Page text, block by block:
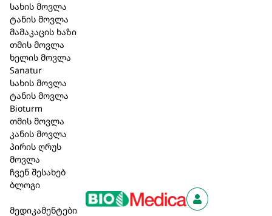
სახის მოვლა
ტანის მოვლა
მამაკაცის ხაზი
თმის მოვლა
ხელის მოვლა
Sanatur
სახის მოვლა
ტანის მოვლა
Bioturm
თმის მოვლა
კანის მოვლა
პირის ღრუს
მოვლა
ჩვენ შესახებ
ბლოგი
მედიკამენტები
წყალმცენარეების ექსტრაქტი აბალანსებს
წყლის შემცველობას. ორგანული ალოე ვერას
გელი ატენიანებს, პროდუქტის გამოყენება კანზე
ხელს უწყობს კოლაგენის და ელასტინის
გამომუშავებას.
ალოე ვერას გელს გააჩნია დამატენიანებელი
მკვებავი მოქმედება.
ორგანული შის კარაქი კვებავს კანს, კარაქს
გააჩნია ანთების და შეშუპების საწინააღმდეგო
მოქმედება.
ანტიმიკრობული, ანთების საწინააღმდეგო,
მატონიზირებელი, ანტიოქსიდანტური
თვისებები. ორგანული კამელის ზეთი იცავს კანს